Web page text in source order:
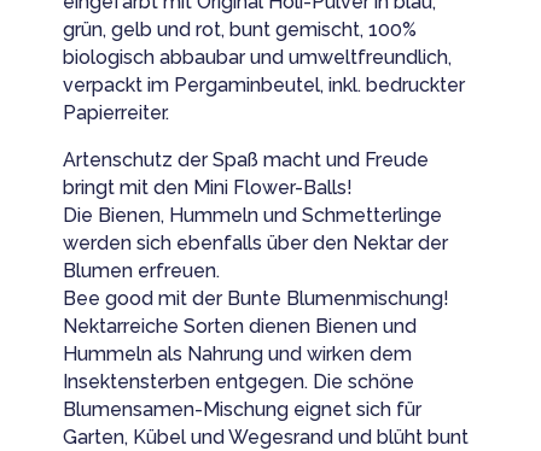
grün, gelb und rot, bunt gemischt, 100%
biologisch abbaubar und umweltfreundlich,
verpackt im Pergaminbeutel, inkl. bedruckter
Papierreiter.
Artenschutz der Spaß macht und Freude
bringt mit den Mini Flower-Balls!
Die Bienen, Hummeln und Schmetterlinge
werden sich ebenfalls über den Nektar der
Blumen erfreuen.
Bee good mit der Bunte Blumenmischung!
Nektarreiche Sorten dienen Bienen und
Hummeln als Nahrung und wirken dem
Insektensterben entgegen. Die schöne
Blumensamen-Mischung eignet sich für
Garten, Kübel und Wegesrand und blüht bunt